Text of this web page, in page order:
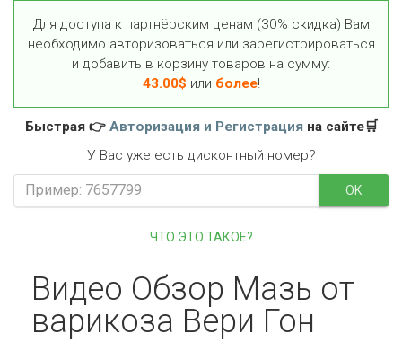
Видео Обзор Мазь от
варикоза Вери Гон
Для доступа к партнёрским ценам (30% скидка) Вам
необходимо авторизоваться или зарегистрироваться
и добавить в корзину товаров на сумму:
43.00$ или более!
Быстрая 👉 Авторизация и Регистрацияна сайте🛒
У Вас уже есть дисконтный номер?
OK
ЧТО ЭТО ТАКОЕ?